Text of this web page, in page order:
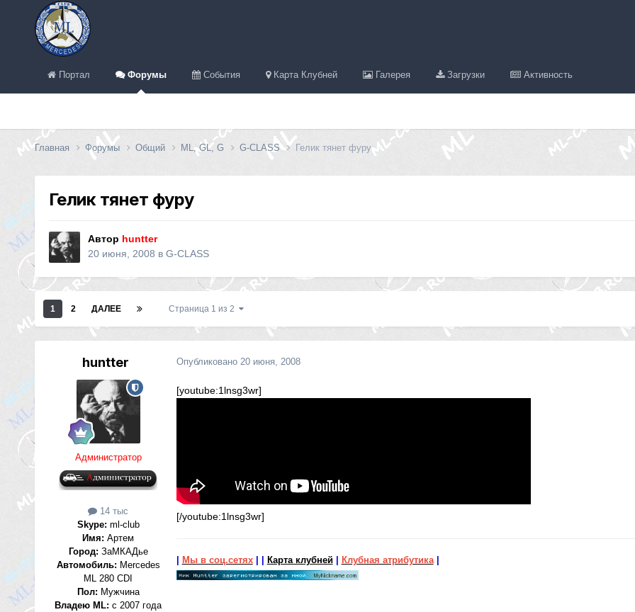
Портал Форумы События Карта Клубней Галерея Загрузки Активность
Главная Форумы Общий ML, GL, G G-CLASS Гелик тянет фуру
Гелик тянет фуру
Автор huntter
20 июня, 2008 в G-CLASS
1 2 ДАЛЕЕ Страница 1 из 2
huntter
Администратор
14 тыс
Skype: ml-club
Имя: Артем
Город: ЗаМКАДье
Автомобиль: Mercedes
ML 280 CDI
Пол: Мужчина
Владею ML: с 2007 года
Опубликовано 20 июня, 2008
[youtube:1lnsg3wr]
[/youtube:1lnsg3wr]
Мы в соц.сетях Карта клубней| Клубная атрибутика|